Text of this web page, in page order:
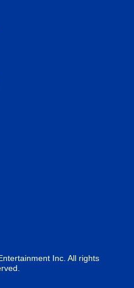
Inc. All rights